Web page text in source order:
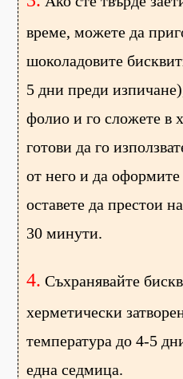
време, можете да
шоколадовите
5 дни преди
фолио и го сложете в
готови да го
от него и да оформите
оставете да престои
30 минути.
4. Съхранявайте
херметически
температура до 4-5
една седмица.